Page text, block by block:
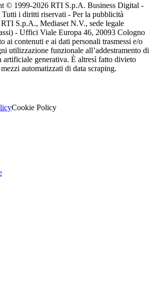
© 1999-2026 RTI S.p.A. Business Digital -
Tutti i diritti riservati - Per la pubblicità
S.p.A., Mediaset N.V., sede legale
- Uffici Viale Europa 46, 20093 Cologno
ai contenuti e ai dati personali trasmessi e/o
utilizzazione funzionale all’addestramento di
artificiale generativa. È altresì fatto divieto
automatizzati di data scraping.
Cookie Policy